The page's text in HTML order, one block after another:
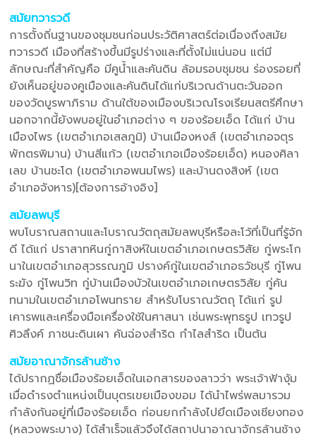
สมัยทวารวดี
การตั้งถิ่นฐานของชุมชนก่อนประวัติศาสตร์ต่อเนื่องถึงสมัย
ทวารวดี เมืองที่สร้างขึ้นมีรูปร่างและที่ตั้งไม่แน่นอน แต่มี
ลักษณะที่สำคัญคือ มีคูน้ำและคันดิน ล้อมรอบชุมชน ร่องรอยที่
ยังเห็นอยู่ของคูเมืองและคันดินได้แก่บริเวณด้านตะวันออก
ของวัดบูรพาภิราม ด้านใต้ของเมืองบริเวณโรงเรียนสตรีศึกษา
นอกจากนี้ยังพบอยู่ในอำเภอต่าง ๆ ของร้อยเอ็ด ได้แก่ บ้าน
เมืองไพร (เขตอำเภอเสลภูมิ) บ้านเมืองหงส์ (เขตอำเภอจตุร
พักตรพิมาน) บ้านสีแก้ว (เขตอำเภอเมืองร้อยเอ็ด) หนองศิลา
เลข บ้านชะโด (เขตอำเภอพนมไพร) และบ้านดงสิงห์ (เขต
อำเภอจังหาร)[ต้องการอ้างอิง]
สมัยลพบุรี
พบโบราณสถานและโบราณวัตถุสมัยลพบุรีหรือละโว้ที่เป็นที่รู้จัก
ดี ได้แก่ ปราสาทหินกู่กาสิงห์ในเขตอำเภอเกษตรวิสัย กู่พระโก
นาในเขตอำเภอสุวรรณภูมิ ปรางค์กู่ในเขตอำเภอธวัชบุรี กู่โพน
ระฆัง กู่โพนวิท กู่บ้านเมืองบัวในเขตอำเภอเกษตรวิสัย กู่คัน
ทนามในเขตอำเภอโพนทราย สำหรับโบราณวัตถุ ได้แก่ รูป
เคารพและเครื่องมือเครื่องใช้ในศาสนา เช่นพระพุทธรูป เทวรูป
ศิวลึงค์ ภาชนะดินเผา คันฉ่องสำริด กำไลสำริด เป็นต้น
สมัยอาณาจักรล้านช้าง
ได้ปรากฏชื่อเมืองร้อยเอ็ดในเอกสารของลาวว่า พระเจ้าฟ้างุ้ม
เมื่อดำรงตำแหน่งเป็นบุตรเขยเมืองขอม ได้นำไพร่พลมารวม
กำลังกันอยู่ที่เมืองร้อยเอ็ด ก่อนยกกำลังไปยึดเมืองเชียงทอง
(หลวงพระบาง) ได้สำเร็จแล้วจึงได้สถาปนาอาณาจักรล้านช้าง